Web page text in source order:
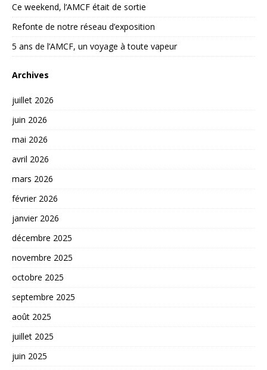
Ce weekend, l’AMCF était de sortie
Refonte de notre réseau d’exposition
5 ans de l’AMCF, un voyage à toute vapeur
Archives
juillet 2026
juin 2026
mai 2026
avril 2026
mars 2026
février 2026
janvier 2026
décembre 2025
novembre 2025
octobre 2025
septembre 2025
août 2025
juillet 2025
juin 2025